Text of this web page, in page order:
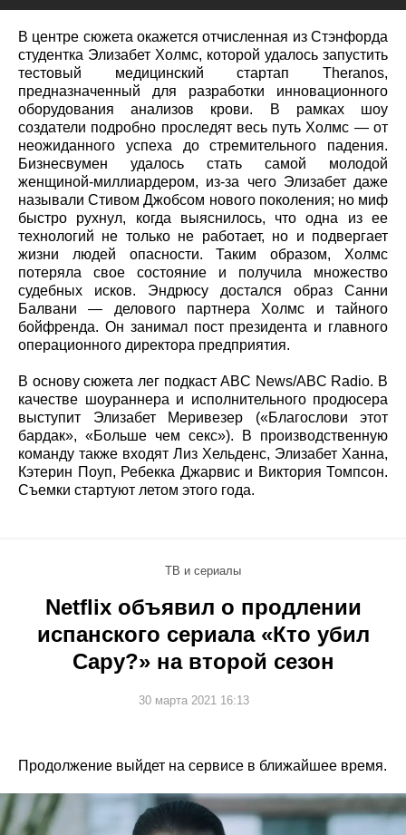
В центре сюжета окажется отчисленная из Стэнфорда
студентка Элизабет Холмс, которой удалось запустить
тестовый медицинский стартап Theranos,
предназначенный для разработки инновационного
оборудования анализов крови. В рамках шоу
создатели подробно проследят весь путь Холмс — от
неожиданного успеха до стремительного падения.
Бизнесвумен удалось стать самой молодой
женщиной-миллиардером, из-за чего Элизабет даже
называли Стивом Джобсом нового поколения; но миф
быстро рухнул, когда выяснилось, что одна из ее
технологий не только не работает, но и подвергает
жизни людей опасности. Таким образом, Холмс
потеряла свое состояние и получила множество
судебных исков. Эндрюсу достался образ Санни
Балвани — делового партнера Холмс и тайного
бойфренда. Он занимал пост президента и главного
операционного директора предприятия.
В основу сюжета лег подкаст ABC News/ABC Radio. В
качестве шоураннера и исполнительного продюсера
выступит Элизабет Меривезер («Благослови этот
бардак», «Больше чем секс»). В производственную
команду также входят Лиз Хельденс, Элизабет Ханна,
Кэтерин Поуп, Ребекка Джарвис и Виктория Томпсон.
Съемки стартуют летом этого года.
ТВ и сериалы
Netflix объявил о продлении
испанского сериала «Кто убил
Сару?» на второй сезон
30 марта 2021 16:13
Продолжение выйдет на сервисе в ближайшее время.